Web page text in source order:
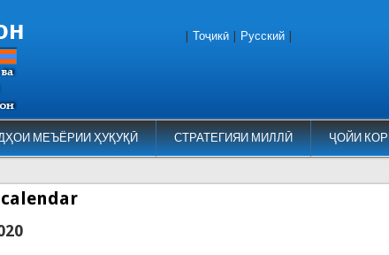
МЕЪЁРИИ ҲУҚУҚӢ СТРАТЕГИЯИ МИЛЛӢ ҶОЙИ
Тоҷикӣ Русский